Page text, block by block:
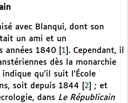
avec Blanqui, dont son
un ami et un
années 1840
1 . Cependant, il
dès la monarchie
qu’il suit l’École
soit depuis 1844
2
; et
dans Le Républicain